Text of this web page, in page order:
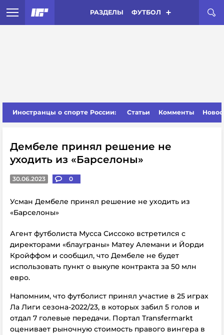
РАЗДЕЛЫ ФУТБОЛ
Иностранцы о спорте России: Статьи Комменты
Дембеле принял решение не
уходить из «Барселоны»
30.06.2023 0
Усман Дембеле принял решение не уходить из
«Барселоны»
Агент футболиста Мусса Сиссоко встретился с
директорами «блауграны» Матеу Алемани и Йорди
Кройффом и сообщил, что Дембеле не будет
использовать пункт о выкупе контракта за 50 млн
евро.
Напомним, что футболист принял участие в 25 играх
Ла Лиги сезона-2022/23, в которых забил 5 голов и
отдал 7 голевые передачи. Портал Transfermarkt
оценивает рыночную стоимость правого вингера в